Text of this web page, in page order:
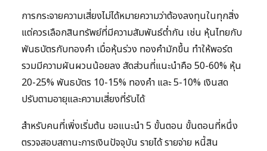
การกระจายความเสี่ยงไม่ได้หมายความว่าต้องลงทุนในทุกสิ่ง
แต่ควรเลือกสินทรัพย์ที่มีความสัมพันธ์ต่ำกัน เช่น หุ้นไทยกับ
พันธบัตรกับทองคำ เมื่อหุ้นร่วง ทองคำมักขึ้น ทำให้พอร์ต
รวมมีความผันผวนน้อยลง สัดส่วนที่แนะนำคือ 50-60% หุ้น
20-25% พันธบัตร 10-15% ทองคำ และ 5-10% เงินสด
ปรับตามอายุและความเสี่ยงที่รับได้
สำหรับคนที่เพิ่งเริ่มต้น ขอแนะนำ 5 ขั้นตอน ขั้นตอนที่หนึ่ง
ตรวจสอบสถานะการเงินปัจจุบัน รายได้ รายจ่าย หนี้สิน